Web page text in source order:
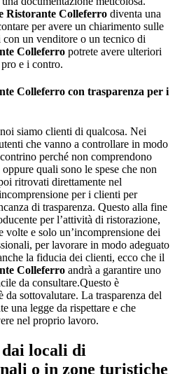
Ristorante Colleferro diventa una
per avere un chiarimento sulle
con un venditore o un tecnico di
Colleferro potrete avere ulteriori
e i contro.
Colleferro con trasparenza per i
siamo clienti di qualcosa. Nei
che vanno a controllare in modo
perché non comprendono
quali sono le spese che non
ritrovati direttamente nel
per i clienti per
di trasparenza. Questo alla fine
per l’attività di ristorazione,
volte e solo un’incomprensione dei
per lavorare in modo adeguato
la fiducia dei clienti, ecco che il
Colleferro andrà a garantire uno
da consultare.Questo è
da sottovalutare. La trasparenza del
una legge da rispettare e che
nel proprio lavoro.
locali di
o in zone turistiche